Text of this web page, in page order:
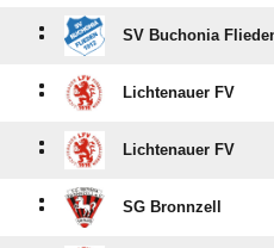
: SV Buchonia
: Lichtenauer FV
: Lichtenauer FV
: SG Bronnzell